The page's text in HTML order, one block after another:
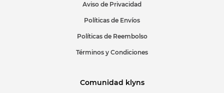
ENVIAR COMENTARIO
Aviso de Privacidad
Políticas de Envíos
Políticas de Reembolso
Términos y Condiciones
Comunidad klyns